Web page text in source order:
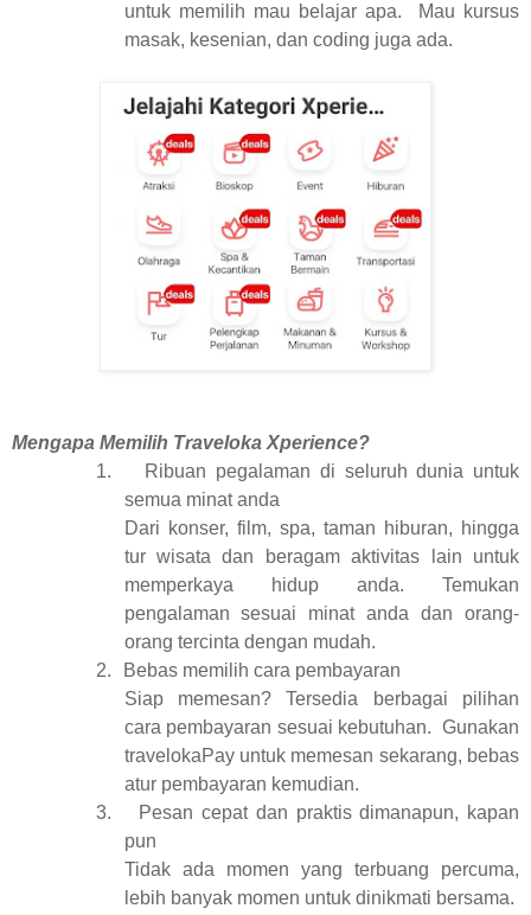
untuk memilih mau belajar apa.
Mau kursus
masak, kesenian, dan coding juga ada.
Mengapa Memilih Traveloka Xperience?
1.
Ribuan pegalaman di seluruh dunia untuk
semua minat anda
Dari konser, film, spa, taman hiburan, hingga
tur wisata dan beragam aktivitas lain untuk
memperkaya hidup anda. Temukan
pengalaman sesuai minat anda dan orang-
orang tercinta dengan mudah.
2.
Bebas memilih cara pembayaran
Siap memesan? Tersedia berbagai pilihan
cara pembayaran sesuai kebutuhan. Gunakan
travelokaPay untuk memesan sekarang, bebas
atur pembayaran kemudian.
3.
Pesan cepat dan praktis dimanapun, kapan
pun
Tidak ada momen yang terbuang percuma,
lebih banyak momen untuk dinikmati bersama.